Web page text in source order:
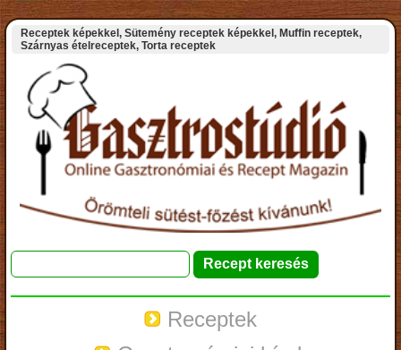
Receptek képekkel, Sütemény receptek képekkel, Muffin receptek,
Szárnyas ételreceptek, Torta receptek
Receptek